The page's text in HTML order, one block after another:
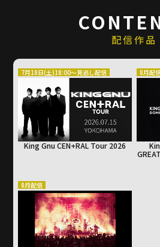
2026年7月27日(月) 12:00 ～ 2026年8月7日(
■ 応募条件
・日本国内にお住まいであること
・応募期間終了翌日（2026年8月8日(土)
MAX」または「ドコモ ポイ活 MAX」を
■ 応募方法
①「ドコモ MAX」または「ドコモ ポイ活
※すでにご契約中の方もご応募いただけ
②応募フォームより必要事項を記入のう
※ご応募はお一人さま1回までとなりま
は最新の応募を有効といたします。
配信作品
7月18日(土)18:00～見逃し配信
King Gnu CEN+RAL Tour 2026
8月配
8月配信